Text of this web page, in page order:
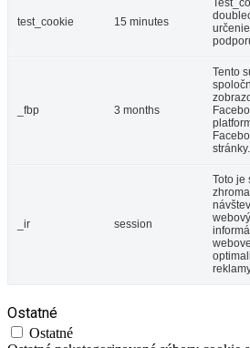
test_cookie 15 minutes
_fbp 3 months
Tento
stránky.
_ir session
Toto je
Ostatné
Ostatné